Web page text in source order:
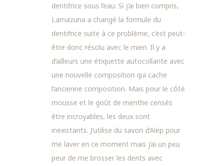
dentifrice sous l’eau. Si j’ai bien compris,
Lamazuna a changé la formule du
dentifrice suite à ce problème, c’est peut-
être donc résolu avec le mien. Il y a
d’ailleurs une étiquette autocollante avec
une nouvelle composition qui cache
l’ancienne composition. Mais pour le côté
mousse et le goût de menthe censés
être incroyables, les deux sont
inexistants. J’utilise du savon d’Alep pour
me laver en ce moment mais j’ai un peu
peur de me brosser les dents avec